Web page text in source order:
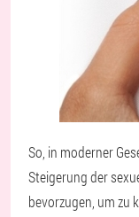
So, in moderner
Steigerung der
bevorzugen, um zu